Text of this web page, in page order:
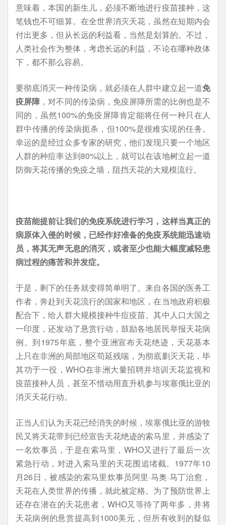
意味着，本国的新生儿，必须不断地进行疫苗接种，这
笔钱也不可细算。在全世界消灭天花，虽然在短期内会
付出更多，但从长远的利益看，当然是划算的。不过，
人类社会作为整体，考虑长远的利益，不论在哪种政体
下，都不那么容易。
要彻底消灭一种传染病，就必须在人群中建立起一道免
疫屏障 ，对不同的传染病，免疫屏障所需的比例也是不
同的，虽然100%的免疫屏障肯定能将任何一种只在人
群中传播的传染病扼杀，但100%是很难实现的任务。
幸运的是经过众多专家的研究，他们发现只要一个地区
人群的种痘率达到80%以上，就可以在该地树立起一道
防御天花传播的免疫之墙，阻挡天花的大规模流行。
疫苗能提前让我们的免疫系统进行学习，这样当真正的
病原体入侵的时候，已经作好准备的免疫系统能迅速动
员，将其无声无息的消灭，或者至少也能大幅度减轻患
病过程的痛苦和并发症。
于是，剩下的任务就变得简单明了。来自各国的医务工
作者，奔赴到天花流行的国家和地区，在当地政府积极
配合下，给人群大规模接种牛痘疫苗。其中人口大国之
一印度，还发动了悬赏行动，鼓励各地居民举报天花病
例。到1975年底，整个亚洲宣布天花绝迹，天花基本
上只在非洲的局部地区苟延残喘，为彻底剿灭天花，毕
其功于一役，WHO在非洲大量招聘并培训天花监视和
疫苗接种人员，甚至不惜动用直升机参与埃塞俄比亚的
消灭天花行动。
正当人们认为天花已经消失的时候，埃塞俄比亚的游牧
民又将天花带到已经宣告天花绝迹的索马里，并感染了
一名炊事员，于是在索马里，WHO又进行了最后一次
紧急行动，对进入索马里的天花围追堵截。1977年10
月26日，被感染的索马里炊事员阿里·马奥·马丁治愈，
天花在人类世界的传播，就此被定格。为了预防世界上
还存在潜在的天花患者，WHO又等待了两年多，并将
天花病例的悬赏提高到1000美元，但所有收到的疑似